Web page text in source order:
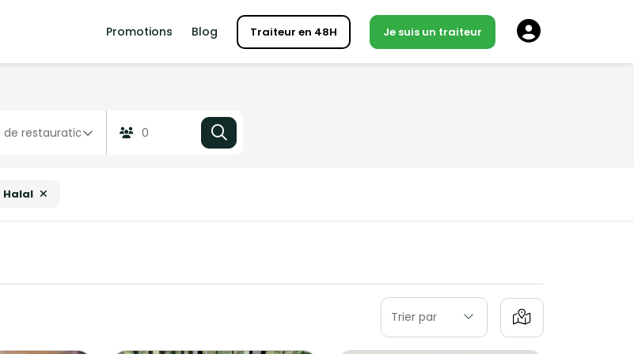
Promotions Blog Traiteur en 48H Je suis un traiteur
Halal
Trier par